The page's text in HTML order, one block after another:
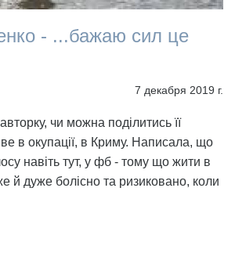
- ...бажаю сил це
7 декабря 2019 г.
чи можна поділитись її
в окупації, в Криму. Написала, що
навіть тут, у фб - тому що жити в
й дуже болісно та ризиковано, коли